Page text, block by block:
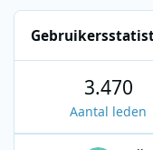
3.470
Aantal leden